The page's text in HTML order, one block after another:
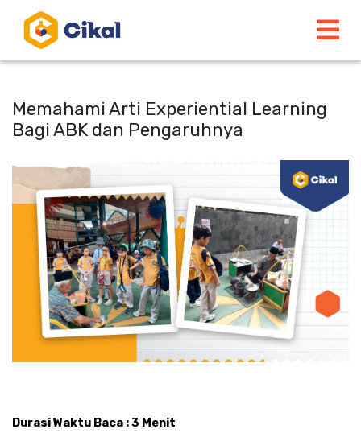
Memahami Arti Experiential Learning
Bagi ABK dan Pengaruhnya
Durasi Waktu Baca : 3 Menit